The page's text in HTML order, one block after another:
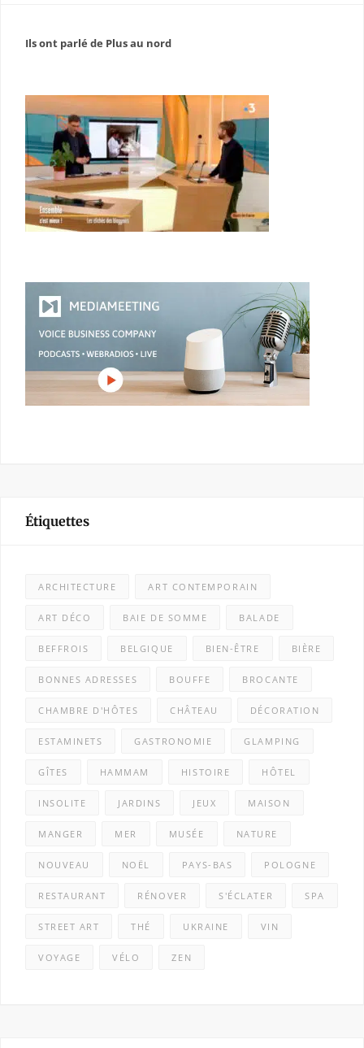
Ils ont parlé de Plus au nord
Étiquettes
ARCHITECTURE ART CONTEMPORAIN
ART DÉCO BAIE DE SOMME BALADE
BEFFROIS BELGIQUE BIEN-ÊTRE BIÈRE
BONNES ADRESSES BOUFFE BROCANTE
CHAMBRE D'HÔTES CHÂTEAU DÉCORATION
ESTAMINETS GASTRONOMIE GLAMPING
GÎTES HAMMAM HISTOIRE HÔTEL
INSOLITE JARDINS JEUX MAISON
MANGER MER MUSÉE NATURE
NOUVEAU NOËL PAYS-BAS POLOGNE
RESTAURANT RÉNOVER S'ÉCLATER SPA
STREET ART THÉ UKRAINE VIN
VOYAGE VÉLO ZEN